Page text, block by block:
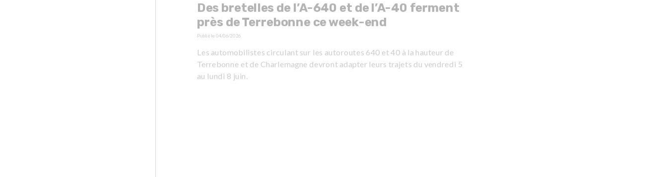
Des bretelles de l’A-640 et de l’A-40 ferment
près de Terrebonne ce week-end
Publié le 04/06/2026
Les automobilistes circulant sur les autoroutes 640 et 40 à la hauteur de
Terrebonne et de Charlemagne devront adapter leurs trajets du vendredi 5
au lundi 8 juin.